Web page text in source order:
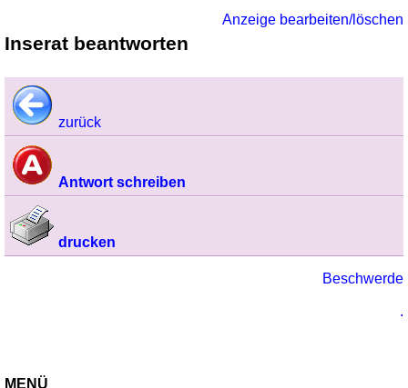
Anzeige bearbeiten/löschen
Inserat beantworten
zurück
Antwort schreiben
drucken
Beschwerde
.
MENÜ